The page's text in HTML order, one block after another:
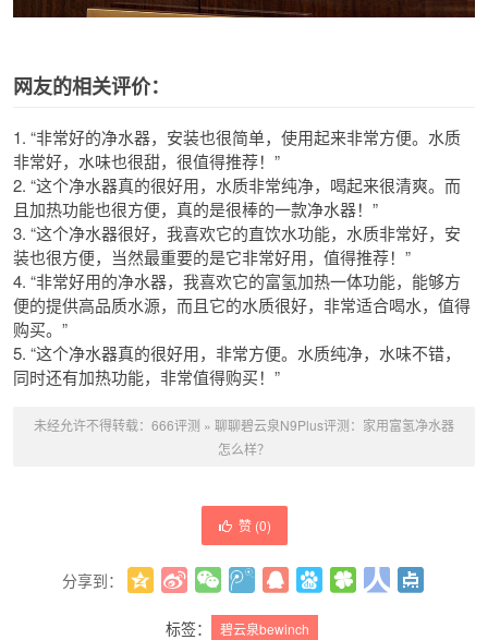
网友的相关评价：
1. “非常好的净水器，安装也很简单，使用起来非常方便。水质
非常好，水味也很甜，很值得推荐！”
2. “这个净水器真的很好用，水质非常纯净，喝起来很清爽。而
且加热功能也很方便，真的是很棒的一款净水器！”
3. “这个净水器很好，我喜欢它的直饮水功能，水质非常好，安
装也很方便，当然最重要的是它非常好用，值得推荐！”
4. “非常好用的净水器，我喜欢它的富氢加热一体功能，能够方
便的提供高品质水源，而且它的水质很好，非常适合喝水，值得
购买。”
5. “这个净水器真的很好用，非常方便。水质纯净，水味不错，
同时还有加热功能，非常值得购买！”
未经允许不得转载： 666评测 » 聊聊碧云泉N9Plus评测：家用富氢净水器
怎么样？
赞 (0)
分享到：
标签：
碧云泉bewinch